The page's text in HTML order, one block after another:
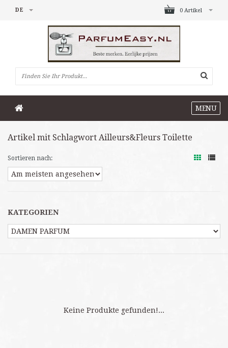
0 Artikel
DE
MENU
Artikel mit Schlagwort Ailleurs&Fleurs Toilette
Sortieren nach:
KATEGORIEN
Keine Produkte gefunden!...